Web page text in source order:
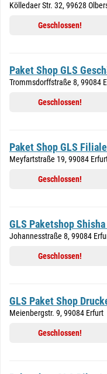
Kölledaer Str. 32, 99628
Geschlossen!
Paket Shop GLS
Trommsdorffstraße 8, 99084
Geschlossen!
Paket Shop GLS
Meyfartstraße 19, 99084
Geschlossen!
GLS Paketshop
Johannesstraße 8, 99084
Geschlossen!
GLS Paket Shop
Meienbergstr. 9, 99084 Erfurt
Geschlossen!